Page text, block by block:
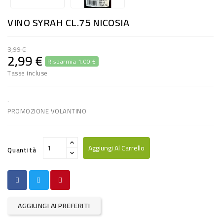
E
FARINA
DIETETICO
NATURALI
ALIMENTI
CASA
INSETTICIDI
CARTA
VINO SYRAH CL.75 NICOSIA
3,99 €
2,99 € Risparmia 1,00 €
Tasse incluse
.
PROMOZIONE VOLANTINO
Quantità Aggiungi Al Carrello
AGGIUNGI AI PREFERITI